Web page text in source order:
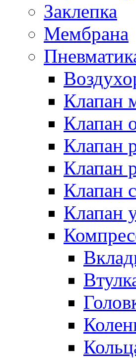
Заклепка
Мембрана
Клапан
Клапан
Клапан
Клапан
Клапан
Клапан